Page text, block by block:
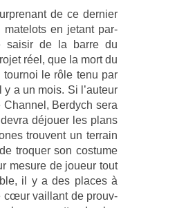
de ce de­rni­er
en jetant par-
saisir de la barre du
réel, que la mort du
tour­noi le rôle tenu par
a un mois. Si l’auteur
Chan­nel, Be­rdych sera
déjouer les plans
trouvent un ter­rain
troqu­er son co­stume
mesure de joueur tout
il y a des places à
cœur vail­lant de pro­uv­